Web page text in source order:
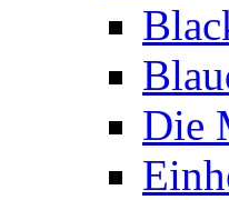
Die